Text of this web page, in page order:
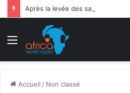
Menu
Accueil / Non classé